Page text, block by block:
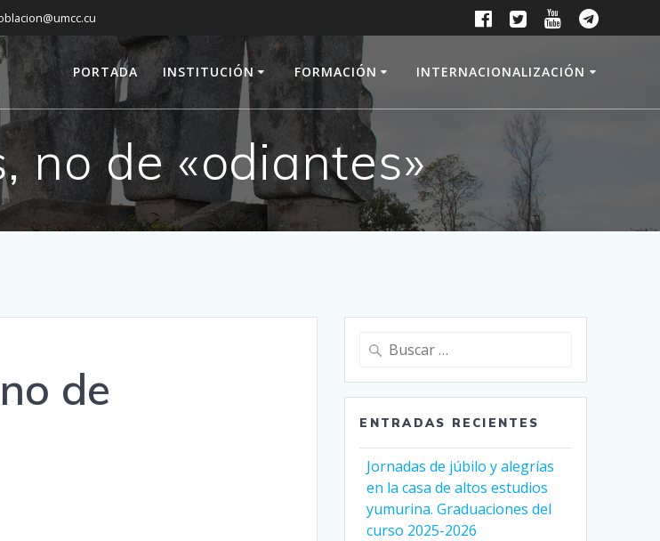
PORTADA INSTITUCIÓN FORMACIÓN INTERNACIONALIZACIÓN
no de «odiantes»
de
Buscar:
ENTRADAS RECIENTES
Jornadas de júbilo y alegrías
en la casa de altos estudios
yumurina. Graduaciones del
curso 2025-2026